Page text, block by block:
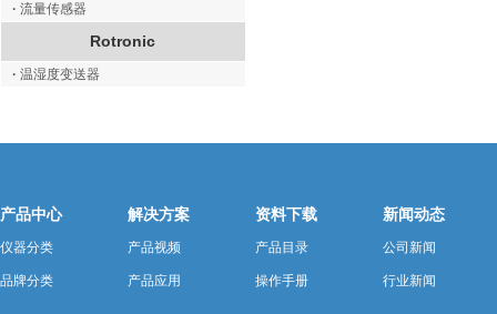
· 流量传感器
Rotronic
· 温湿度变送器
产品中心
仪器分类
品牌分类
解决方案
产品视频
产品应用
资料下载
产品目录
操作手册
新闻动态
公司新闻
行业新闻